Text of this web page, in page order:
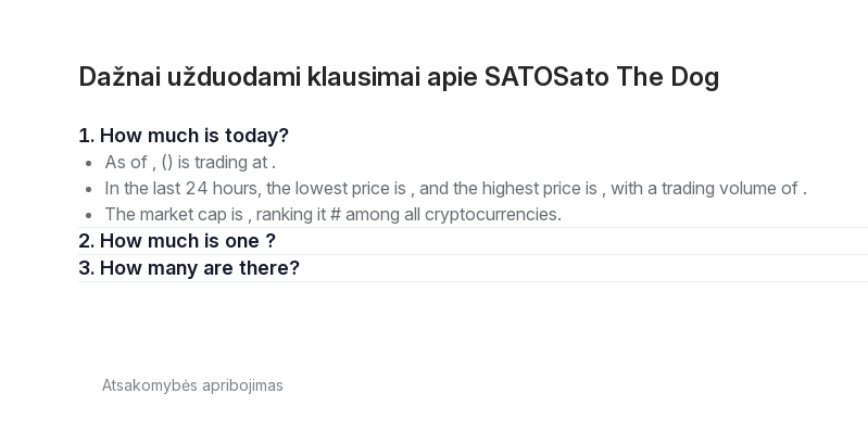
Dažnai užduodami klausimai apie SATOSato The Dog
1. How much is today?
As of , () is trading at .
In the last 24 hours, the lowest price is , and the highest price is , with a trading volume of .
The market cap is , ranking it # among all cryptocurrencies.
2. How much is one ?
3. How many are there?
Atsakomybės apribojimas